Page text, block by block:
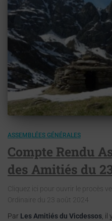
ASSEMBLÉES GÉNÉRALES
Compte Rendu
des Amitiés du
Cliquez ici pour ouvrir le procès
Ordinaire du 23 août 2024
Par Les Amitiés du Vicdessos, il